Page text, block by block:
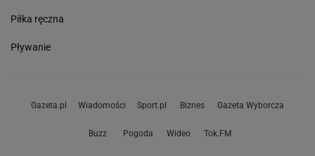
Piłka ręczna
Pływanie
Gazeta.pl Wiadomości Sport.pl Biznes Gazeta Wyborcza
Buzz Pogoda Wideo Tok.FM